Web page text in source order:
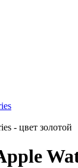
- цвет золотой